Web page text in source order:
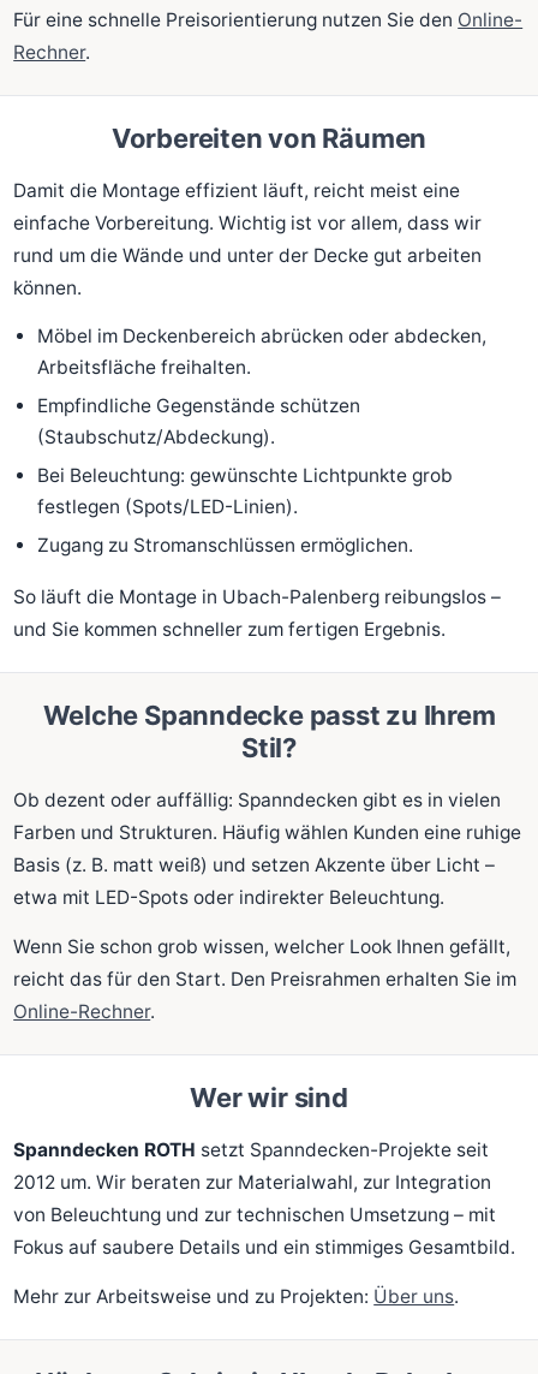
Für eine schnelle Preisorientierung nutzen Sie den Online-
Rechner.
Vorbereiten von Räumen
Damit die Montage effizient läuft, reicht meist eine
einfache Vorbereitung. Wichtig ist vor allem, dass wir
rund um die Wände und unter der Decke gut arbeiten
können.
Möbel im Deckenbereich abrücken oder abdecken,
Arbeitsfläche freihalten.
Empfindliche Gegenstände schützen
(Staubschutz/Abdeckung).
Bei Beleuchtung: gewünschte Lichtpunkte grob
festlegen (Spots/LED-Linien).
Zugang zu Stromanschlüssen ermöglichen.
So läuft die Montage in Ubach-Palenberg reibungslos –
und Sie kommen schneller zum fertigen Ergebnis.
Welche Spanndecke passt zu Ihrem
Stil?
Ob dezent oder auffällig: Spanndecken gibt es in vielen
Farben und Strukturen. Häufig wählen Kunden eine ruhige
Basis (z. B. matt weiß) und setzen Akzente über Licht –
etwa mit LED-Spots oder indirekter Beleuchtung.
Wenn Sie schon grob wissen, welcher Look Ihnen gefällt,
reicht das für den Start. Den Preisrahmen erhalten Sie im
Online-Rechner.
Wer wir sind
Spanndecken ROTH setzt Spanndecken-Projekte seit
2012 um. Wir beraten zur Materialwahl, zur Integration
von Beleuchtung und zur technischen Umsetzung – mit
Fokus auf saubere Details und ein stimmiges Gesamtbild.
Mehr zur Arbeitsweise und zu Projekten: Über uns.